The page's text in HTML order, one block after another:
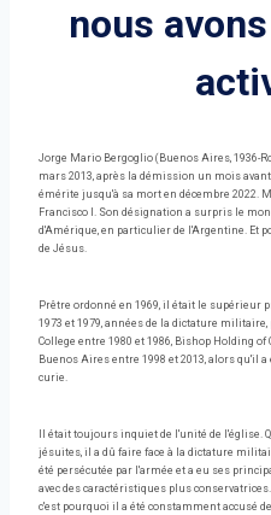
nous
Jorge Mario Bergoglio (Buenos Aires, 1936-
mars 2013, après la démission un mois
émérite jusqu'à sa mort en décembre 2022.
Francisco I. Son désignation a surpris le
d'Amérique, en particulier de l'Argentine. Et
de Jésus.
Prêtre ordonné en 1969, il était le supérieur
1973 et 1979, années de la dictature
College entre 1980 et 1986, Bishop Holding of
Buenos Aires entre 1998 et 2013, alors qu'il
curie.
Il était toujours inquiet de l'unité de l'église.
jésuites, il a dû faire face à la dictature
été persécutée par l'armée et a eu ses
avec des caractéristiques plus
c'est pourquoi il a été constamment accusé